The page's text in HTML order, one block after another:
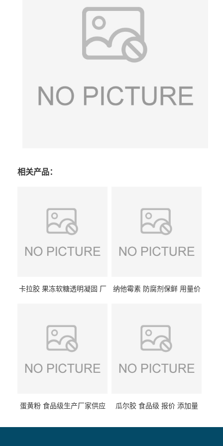
相关产品：
卡拉胶 果冻软糖透明凝固 厂
纳他霉素 防腐剂保鲜 用量价
蛋黄粉 食品级生产厂家供应 瓜尔胶 食品级 报价 添加量